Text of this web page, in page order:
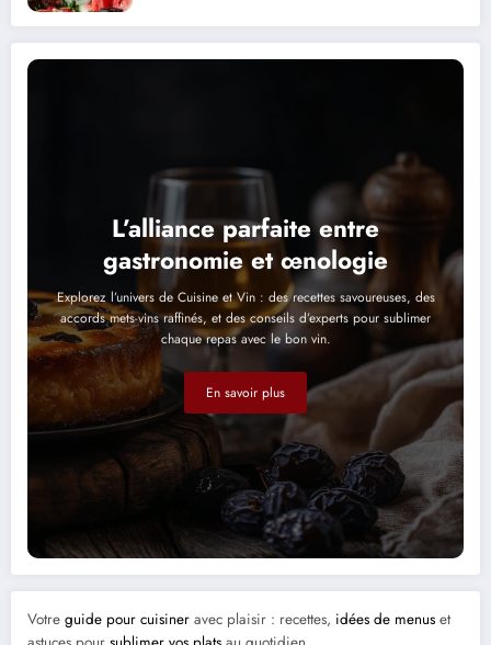
L’alliance parfaite entre
gastronomie et œnologie
Explorez l’univers de Cuisine et Vin : des recettes savoureuses, des
accords mets-vins raffinés, et des conseils d’experts pour sublimer
chaque repas avec le bon vin.
En savoir plus
Votre guide pour cuisiner avec plaisir : recettes, idées de menus et